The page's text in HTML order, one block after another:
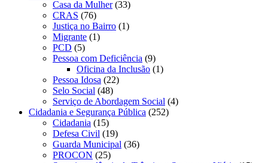
Casa da Mulher(33)
CRAS (76)
Justiça no Bairro (1)
Migrante (1)
PCD (5)
Pessoa com Deficiência (9)
Oficina da Inclusão (1)
Pessoa Idosa (22)
Selo Social (48)
Serviço de Abordagem Social (4)
Cidadania e Segurança Pública (252)
Cidadania (15)
Defesa Civil (19)
Guarda Municipal (36)
PROCON (25)